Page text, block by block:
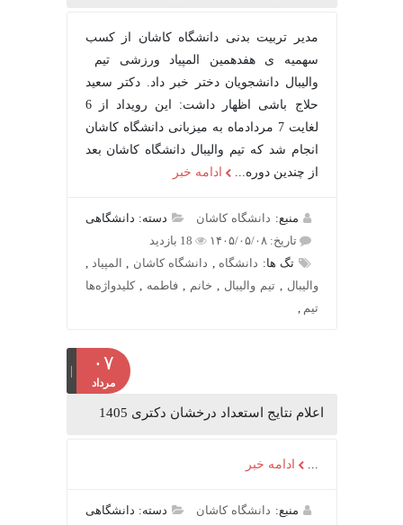
مدیر تربیت بدنی دانشگاه کاشان از کسب
سهمیه ی هفدهمین المپیاد ورزشی تیم
والیبال دانشجویان دختر خبر داد. دکتر سعید
حلاج باشی اظهار داشت: این رویداد از 6
لغایت 7 مردادماه به میزبانی دانشگاه کاشان
انجام شد که تیم والیبال دانشگاه کاشان بعد
از چندین دوره...
ادامه خبر
منبع:دانشگاه کاشان
دسته: دانشگاهی
تاریخ: ۱۴۰۵/۰۵/۰۸
18 بازدید
تگ ها: دانشگاه,دانشگاه کاشان ,المپیاد,
, تیم والیبال , خانم, فاطمه ,کلیدواژه‌ها
۰۷
مرداد
اعلام نتایج استعداد درخشان دکتری 1405
ادامه خبر
منبع:دانشگاه کاشان
دسته: دانشگاهی